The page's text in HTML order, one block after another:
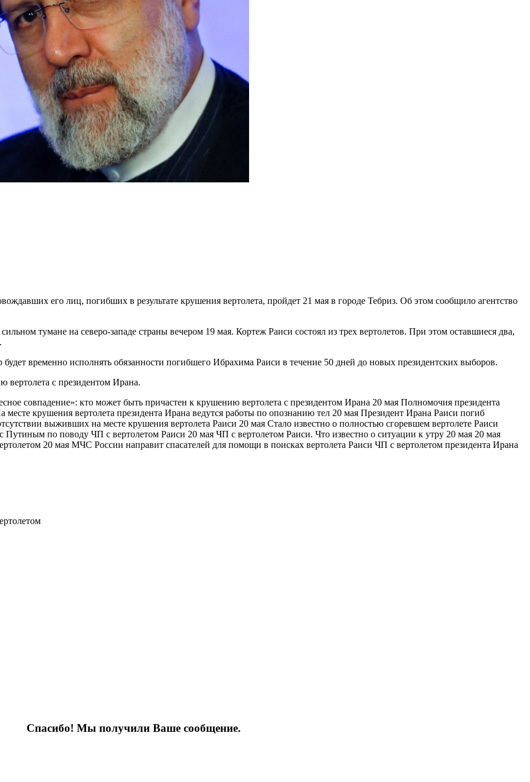
его лиц, погибших в результате крушения вертолета, пройдет 21 мая в городе Тебриз. Об этом сообщило агентство
тумане на северо-западе страны вечером 19 мая. Кортеж Раиси состоял из трех вертолетов. При этом оставшиеся два,
временно исполнять обязанности погибшего Ибрахима Раиси в течение 50 дней до новых президентских выборов.
вертолета с президентом Ирана.
совпадение»: кто может быть причастен к крушению вертолета с президентом Ирана 20 мая Полномочия президента
крушения вертолета президента Ирана ведутся работы по опознанию тел 20 мая Президент Ирана Раиси погиб
выживших на месте крушения вертолета Раиси 20 мая Стало известно о полностью сгоревшем вертолете Раиси
Путиным по поводу ЧП с вертолетом Раиси 20 мая ЧП с вертолетом Раиси. Что известно о ситуации к утру 20 мая 20 мая
20 мая МЧС России направит спасателей для помощи в поисках вертолета Раиси ЧП с вертолетом президента Ирана
Спасибо! Мы получили Ваше сообщение.